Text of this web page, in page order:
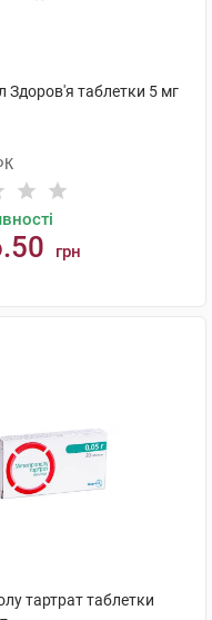
Здоров'я таблетки 5 мг
грн
тартрат таблетки